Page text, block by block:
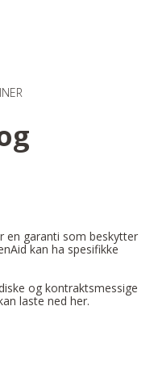
en garanti som beskytter
kan ha spesifikke
og kontraktsmessige
laste ned her.